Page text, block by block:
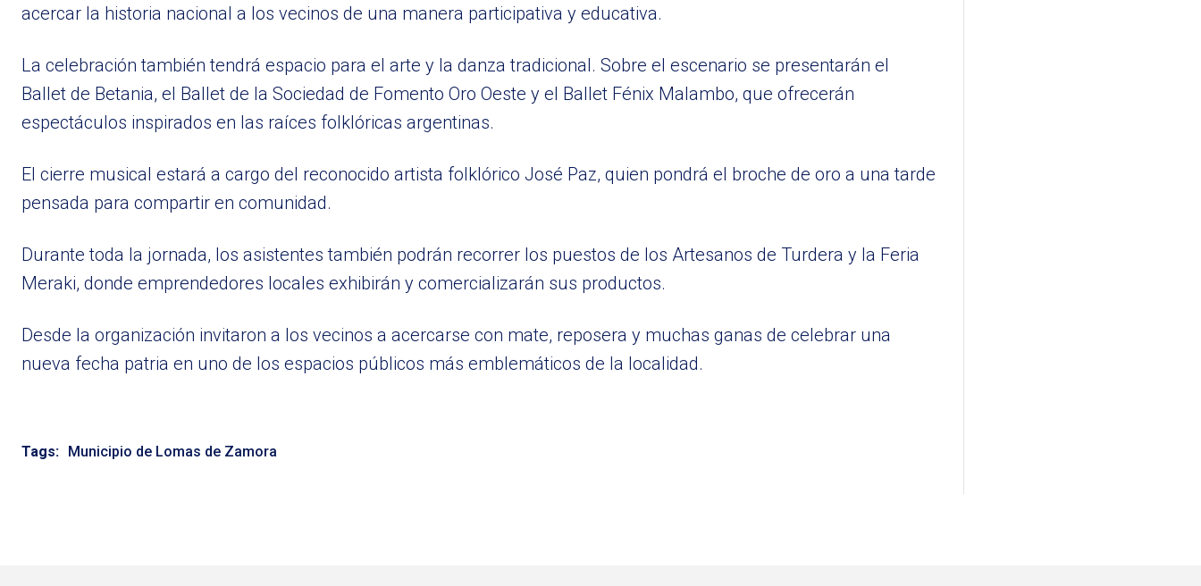
acercar la historia nacional a los vecinos de una manera participativa y educativa.
La celebración también tendrá espacio para el arte y la danza tradicional. Sobre el escenario se presentarán el
Ballet de Betania, el Ballet de la Sociedad de Fomento Oro Oeste y el Ballet Fénix Malambo, que ofrecerán
espectáculos inspirados en las raíces folklóricas argentinas.
El cierre musical estará a cargo del reconocido artista folklórico José Paz, quien pondrá el broche de oro a una tarde
pensada para compartir en comunidad.
Durante toda la jornada, los asistentes también podrán recorrer los puestos de los Artesanos de Turdera y la Feria
Meraki, donde emprendedores locales exhibirán y comercializarán sus productos.
Desde la organización invitaron a los vecinos a acercarse con mate, reposera y muchas ganas de celebrar una
nueva fecha patria en uno de los espacios públicos más emblemáticos de la localidad.
Tags: Municipio de Lomas de Zamora